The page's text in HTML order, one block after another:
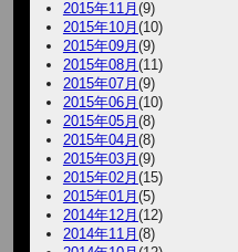
2015年11月(9)
2015年10月(10)
2015年09月(9)
2015年08月(11)
2015年07月(9)
2015年06月(10)
2015年05月(8)
2015年04月(8)
2015年03月(9)
2015年02月(15)
2015年01月(5)
2014年12月(12)
2014年11月(8)